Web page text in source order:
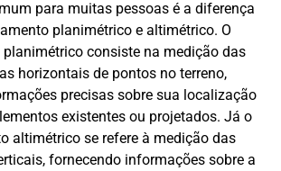
para muitas pessoas é a diferença
planimétrico e altimétrico. O
consiste na medição das
horizontais de pontos no terreno,
precisas sobre sua localização
existentes ou projetados. Já o
altimétrico se refere à medição das
fornecendo informações sobre a